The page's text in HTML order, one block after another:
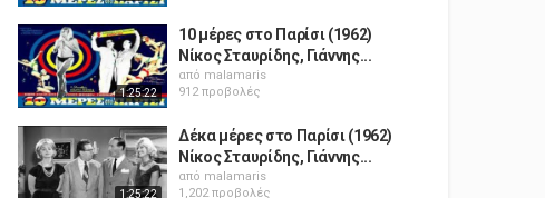
1:25:22
10 μέρες στο Παρίσι (1962)
Νίκος Σταυρίδης, Γιάννης...
από malamaris
912 προβολές
1:25:22
Δέκα μέρες στο Παρίσι (1962)
Νίκος Σταυρίδης, Γιάννης...
από malamaris
1,202 προβολές